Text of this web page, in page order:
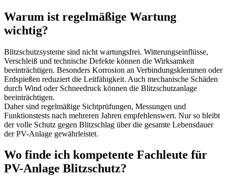
Warum ist regelmäßige Wartung
wichtig?
Blitzschutzsysteme sind nicht wartungsfrei. Witterungseinflüsse,
Verschleiß und technische Defekte können die Wirksamkeit
beeinträchtigen. Besonders Korrosion an Verbindungsklemmen oder
Erdspießen reduziert die Leitfähigkeit. Auch mechanische Schäden
durch Wind oder Schneedruck können die Blitzschutzanlage
beeinträchtigen.
Daher sind regelmäßige Sichtprüfungen, Messungen und
Funktionstests nach mehreren Jahren empfehlenswert. Nur so bleibt
der volle Schutz gegen Blitzschlag über die gesamte Lebensdauer
der PV-Anlage gewährleistet.
Wo finde ich kompetente Fachleute für
PV-Anlage Blitzschutz?